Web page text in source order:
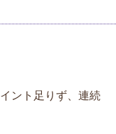
ント足りず、連続